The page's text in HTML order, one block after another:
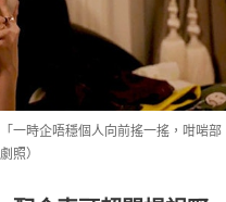
一時企唔穩個人向前搖一搖，咁啱部
照）